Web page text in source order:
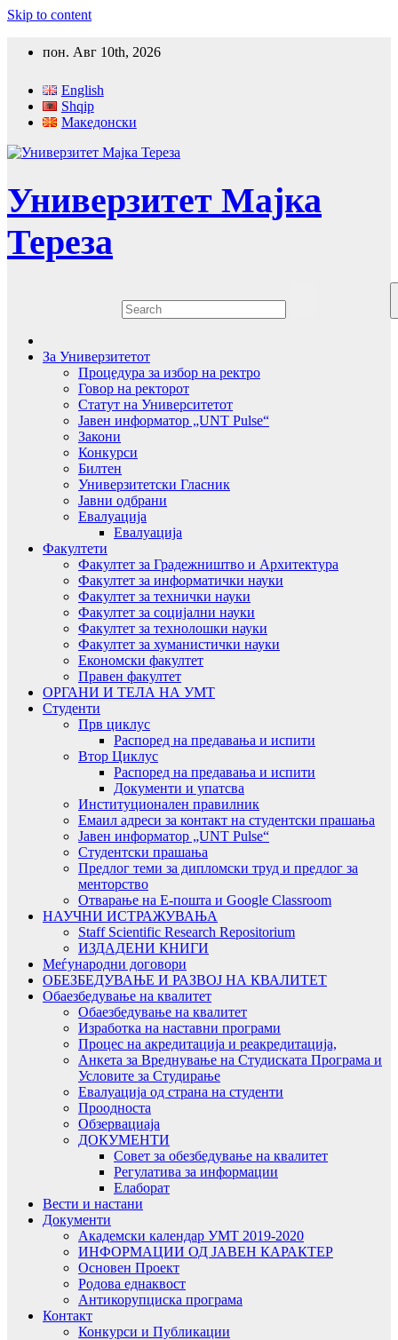
Skip to content
пон. Авг 10th, 2026
English
Shqip
Македонски
Универзитет Мајка
Тереза
За Универзитетот
Процедура за избор на ректро
Говор на ректорот
Статут на Университетот
Јавен информатор „UNT Pulse“
Закони
Конкурси
Билтен
Универзитетски Гласник
Јавни одбрани
Евалуација
Евалуација
Факултети
Факултет за Градежништво и Архитектура
Факултет за информатички науки
Факултет за технички науки
Факултет за социјални науки
Факултет за технолошки науки
Факултет за хуманистички науки
Економски факултет
Правен факултет
ОРГАНИ И ТЕЛА НА УМТ
Студенти
Прв циклус
Распоред на предавањa и испити
Втор Циклус
Распоред на предавањa и испити
Документи и упатсва
Институционален правилник
Емаил адреси за контакт на студентски прашања
Јавен информатор „UNT Pulse“
Студентски прашања
Предлог теми за дипломски труд и предлог за
менторство
Отварање на Е-пошта и Google Classroom
НАУЧНИ ИСТРАЖУВАЊА
Staff Scientific Research Repositorium
ИЗДАДЕНИ КНИГИ
Меѓународни договори
ОБЕЗБЕДУВАЊЕ И РАЗВОЈ НА КВАЛИТЕТ
Обаезбедување на квалитет
Обаезбедување на квалитет
Изработка на наставни програми
Процес на акредитација и реакредитација,
Анкета за Вреднување на Студиската Програма и
Условите за Студирање
Евалуација од страна на студенти
Проодноста
Обзервациаја
ДОКУМЕНТИ
Совет за обезбедување на квалитет
Регулатива за информации
Елаборат
Вести и настани
Документи
Академски календар УМТ 2019-2020
ИНФОРМАЦИИ ОД ЈАВЕН КАРАКТЕР
Основен Проект
Родова еднаквост
Антикорупциска програма
Контакт
Конкурси и Публикации